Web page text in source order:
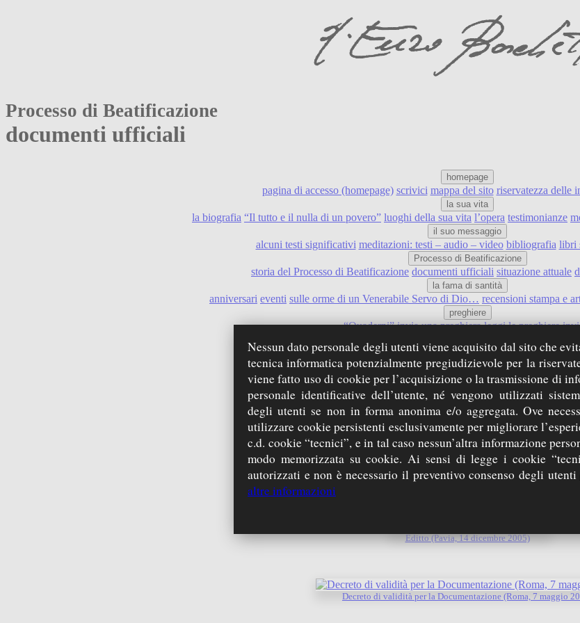
Processo di Beatificazione
documenti ufficiali
homepage
pagina di accesso (homepage) scrivici mappa del sito riservatezza delle
la sua vita
la biografia “Il tutto e il nulla di un povero” luoghi della sua vita l’opera testimonianze
il suo messaggio
alcuni testi significativi meditazioni: testi – audio – video bibliografia libri
Processo di Beatificazione
storia del Processo di Beatificazione documenti ufficiali situazione attuale
la fama di santità
anniversari eventi sulle orme di un Venerabile Servo di Dio… recensioni stampa e
preghiere
“Quaderni” invia una preghiera leggi le preghiere
foto video SempreAmici CdG web podcast(link esterno) canale
iniziative
iniziative future iniziative passate
Sei qui:homepage» Processo di Beatificazione »
Papiensis Beatificationis et Canonizationis Servi Dei Entii Boschetti
Editto (Pavia, 14 dicembre 2005)
Decreto di validità per la Documentazione (Roma, 7 maggio
Nessun dato personale degli utenti viene acquisito dal sito che
tecnica informatica potenzialmente pregiudizievole per la
viene fatto uso di cookie per l’acquisizione o la trasmissione di
personale identificative dell’utente, né vengono utilizzati
degli utenti se non in forma anonima e/o aggregata. Ove
utilizzare cookie persistenti esclusivamente per migliorare
c.d. cookie “tecnici”, e in tal caso nessun’altra informazione
modo memorizzata su cookie. Ai sensi di legge i cookie
autorizzati e non è necessario il preventivo consenso degli
altre informazioni